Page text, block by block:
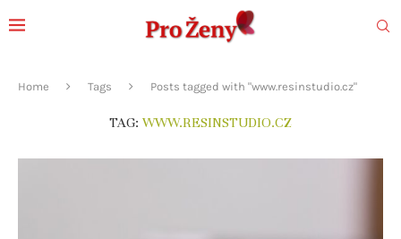
Home Tags Posts tagged with "www.resinstudio.cz"
TAG: WWW.RESINSTUDIO.CZ